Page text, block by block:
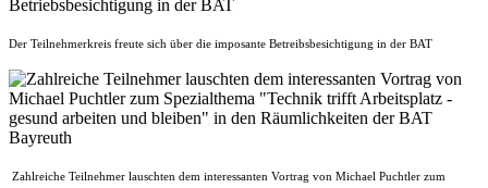
Der Teilnehmerkreis freute sich über die imposante Betreibsbesichtigung in der BAT
Zahlreiche Teilnehmer lauschten dem interessanten Vortrag von Michael Puchtler zum